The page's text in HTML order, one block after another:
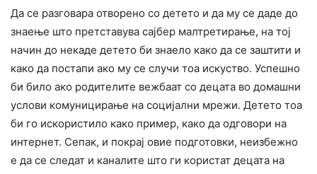
Да се разговара отворено со детето и да му се даде до
знаење што претставува сајбер малтретирање, на тој
начин до некаде детето би знаело како да се заштити и
како да постапи ако му се случи тоа искуство. Успешно
би било ако родителите вежбаат со децата во домашни
услови комуницирање на социјални мрежи. Детето тоа
би го искористило како пример, како да одговори на
интернет. Сепак, и покрај овие подготовки, неизбежно
е да се следат и каналите што ги користат децата на